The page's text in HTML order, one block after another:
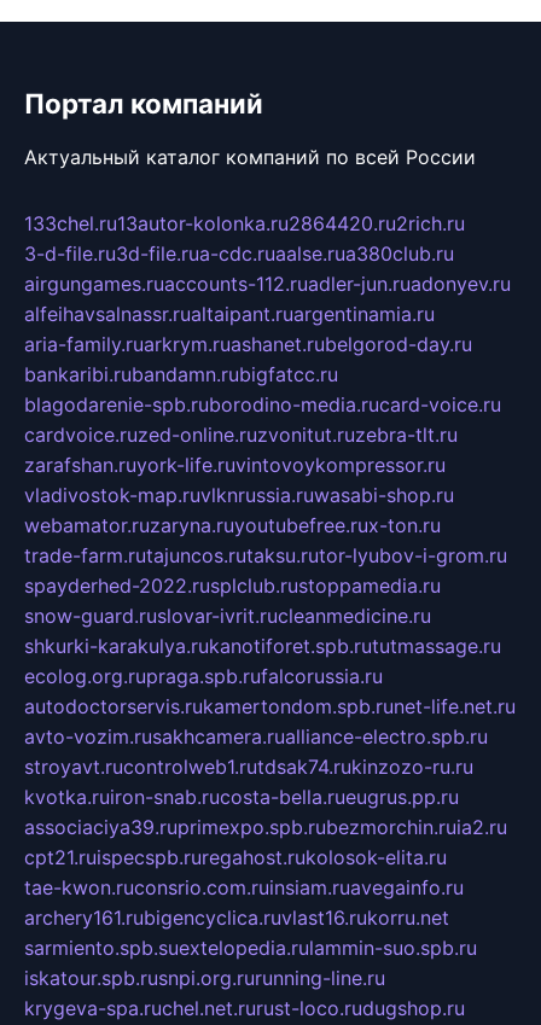
Портал компаний
Актуальный каталог компаний по всей России
133chel.ru13autor-kolonka.ru2864420.ru2rich.ru
3-d-file.ru3d-file.rua-cdc.ruaalse.rua380club.ru
airgungames.ruaccounts-112.ruadler-jun.ruadonyev.ru
alfeihavsalnassr.rualtaipant.ruargentinamia.ru
aria-family.ruarkrym.ruashanet.rubelgorod-day.ru
bankaribi.rubandamn.rubigfatcc.ru
blagodarenie-spb.ruborodino-media.rucard-voice.ru
cardvoice.ruzed-online.ruzvonitut.ruzebra-tlt.ru
zarafshan.ruyork-life.ruvintovoykompressor.ru
vladivostok-map.ruvlknrussia.ruwasabi-shop.ru
webamator.ruzaryna.ruyoutubefree.rux-ton.ru
trade-farm.rutajuncos.rutaksu.rutor-lyubov-i-grom.ru
spayderhed-2022.rusplclub.rustoppamedia.ru
snow-guard.ruslovar-ivrit.rucleanmedicine.ru
shkurki-karakulya.rukanotiforet.spb.rututmassage.ru
ecolog.org.rupraga.spb.rufalcorussia.ru
autodoctorservis.rukamertondom.spb.runet-life.net.ru
avto-vozim.rusakhcamera.rualliance-electro.spb.ru
stroyavt.rucontrolweb1.rutdsak74.rukinzozo-ru.ru
kvotka.ruiron-snab.rucosta-bella.rueugrus.pp.ru
associaciya39.ruprimexpo.spb.rubezmorchin.ruia2.ru
cpt21.ruispecspb.ruregahost.rukolosok-elita.ru
tae-kwon.ruconsrio.com.ruinsiam.ruavegainfo.ru
archery161.rubigencyclica.ruvlast16.rukorru.net
sarmiento.spb.suextelopedia.rulammin-suo.spb.ru
iskatour.spb.rusnpi.org.rurunning-line.ru
krygeva-spa.ruchel.net.rurust-loco.rudugshop.ru